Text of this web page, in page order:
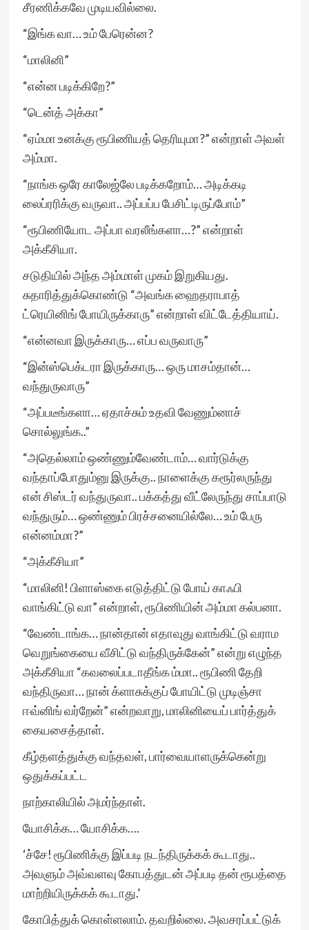
சீரணிக்கவே முடியவில்லை.
“இங்க வா… உம் பேரென்ன?
“மாலினி”
“என்ன படிக்கிறே?”
“டென்த் அக்கா”
“ஏம்மா உனக்கு ரூபிணியத் தெரியுமா?” என்றாள் அவள்
அம்மா.
“நாங்க ஒரே காலேஜ்லே படிக்கறோம்… அடிக்கடி
லைப்ரரிக்கு வருவா.. அப்பப்ப பேசிட்டிருப்போம்”
“ரூபிணியோட அப்பா வரலீங்களா…?” என்றாள்
அக்கீசியா.
சடுதியில் அந்த அம்மாள் முகம் இறுகியது.
சுதாரித்துக்கொண்டு “அவங்க ஹைதராபாத்
ட்ரெயினிங் போயிருக்காரு” என்றாள் விட்டேத்தியாய்.
“என்னவா இருக்காரு… எப்ப வருவாரு”
“இன்ஸ்பெக்டரா இருக்காரு… ஒரு மாசம்தான்…
வந்துருவாரு”
“அப்படீங்களா… ஏதாச்சும் உதவி வேணும்னாச்
சொல்லுங்க..”
“அதெல்லாம் ஒண்ணும்வேண்டாம்… வார்டுக்கு
வந்தாப்போதும்னு இருக்கு.. நாளைக்கு கரூர்லருந்து
என் சிஸ்டர் வந்துருவா.. பக்கத்து வீட்லேருந்து சாப்பாடு
வந்துரும்… ஒண்ணும் பிரச்சனையில்லே… உம் பேரு
என்னம்மா?”
“அக்கீசியா”
“மாலினி! பிளாஸ்கை எடுத்திட்டு போய் காஃபி
வாங்கிட்டு வா” என்றாள், ரூபிணியின் அம்மா கல்பனா.
“வேண்டாங்க… நான்தான் எதாவுது வாங்கிட்டு வராம
வெறுங்கையை வீசிட்டு வந்திருக்கேன்” என்று எழுந்த
அக்கீசியா “கவலைப்படாதீங்க ம்மா.. ரூபிணி தேறி
வந்திருவா… நான் க்ளாசுக்குப் போயிட்டு முடிஞ்சா
ஈவ்னிங் வர்றேன்” என்றவாறு, மாலினியைப் பார்த்துக்
கையசைத்தாள்.
கீழ்தளத்துக்கு வந்தவள், பார்வையாளருக்கென்று
ஒதுக்கப்பட்ட
நாற்காலியில் அமர்ந்தாள்.
யோசிக்க… யோசிக்க….
‘ச்சே! ரூபிணிக்கு இப்படி நடந்திருக்கக் கூடாது..
அவளும் அவ்வளவு கோபத்துடன் அப்படி தன் ரூபத்தை
மாற்றியிருக்கக் கூடாது.’
கோபித்துக் கொள்ளலாம். தவறில்லை. அவசரப்பட்டுக்